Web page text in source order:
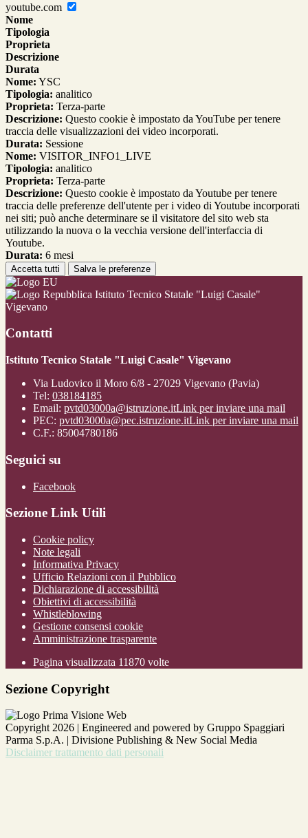
youtube.com
Nome
Tipologia
Proprieta
Descrizione
Durata
Nome: YSC
Tipologia: analitico
Proprieta: Terza-parte
Descrizione: Questo cookie è impostato da YouTube per tenere
traccia delle visualizzazioni dei video incorporati.
Durata: Sessione
Nome: VISITOR_INFO1_LIVE
Tipologia: analitico
Proprieta: Terza-parte
Descrizione: Questo cookie è impostato da Youtube per tenere
traccia delle preferenze dell'utente per i video di Youtube incorporati
nei siti; può anche determinare se il visitatore del sito web sta
utilizzando la nuova o la vecchia versione dell'interfaccia di
Youtube.
Durata: 6 mesi
Accetta tutti Salva le preferenze
Istituto Tecnico Statale "Luigi Casale"
Vigevano
Contatti
Istituto Tecnico Statale "Luigi Casale" Vigevano
Via Ludovico il Moro 6/8 - 27029 Vigevano (Pavia)
Tel: 038184185
Email: pvtd03000a@istruzione.itLink per inviare una mail
PEC: pvtd03000a@pec.istruzione.itLink per inviare una mail
C.F.: 85004780186
Seguici su
Facebook
Sezione Link Utili
Cookie policy
Note legali
Informativa Privacy
Ufficio Relazioni con il Pubblico
Dichiarazione di accessibilità
Obiettivi di accessibilità
Whistleblowing
Gestione consensi cookie
Amministrazione trasparente
Pagina visualizzata 11870 volte
Sezione Copyright
Copyright 2026 | Engineered and powered by Gruppo Spaggiari
Parma S.p.A. | Divisione Publishing & New Social Media
Disclaimer trattamento dati personali